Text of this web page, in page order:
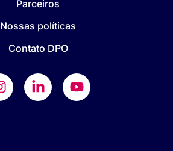
Parceiros
Nossas políticas
Contato DPO